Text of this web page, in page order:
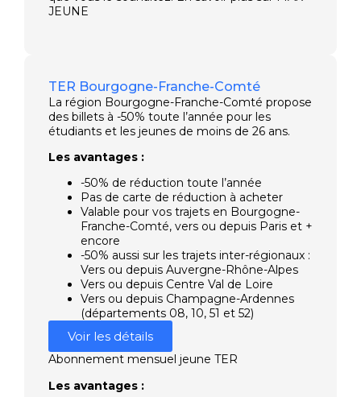
JEUNE
TER Bourgogne-Franche-Comté
La région Bourgogne-Franche-Comté propose
des billets à -50% toute l’année pour les
étudiants et les jeunes de moins de 26 ans.
Les avantages :
-50% de réduction toute l’année
Pas de carte de réduction à acheter
Valable pour vos trajets en Bourgogne-
Franche-Comté, vers ou depuis Paris et +
encore
-50% aussi sur les trajets inter-régionaux :
Vers ou depuis Auvergne-Rhône-Alpes
Vers ou depuis Centre Val de Loire
Vers ou depuis Champagne-Ardennes
(départements 08, 10, 51 et 52)
Voir les détails
Abonnement mensuel jeune TER
Les avantages :